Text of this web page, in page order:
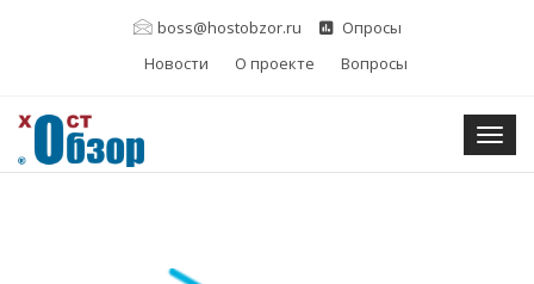
boss@hostobzor.ru
Опросы
Новости
О проекте Вопросы